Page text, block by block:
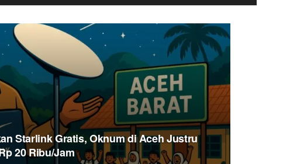
Starlink Gratis, Oknum di Aceh Justru
20 Ribu/Jam